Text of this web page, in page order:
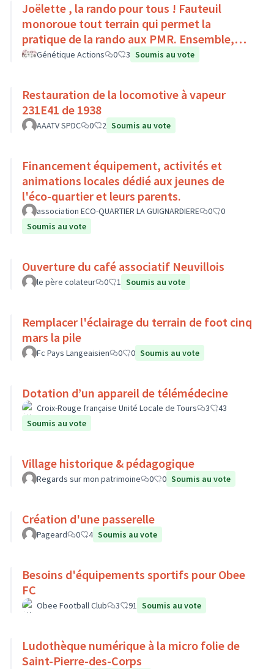
Joëlette , la rando pour tous ! Fauteuil
monoroue tout terrain qui permet la
pratique de la rando aux PMR. Ensemble,
faisons du sport :)
Génétique Actions 0 3 Soumis au vote
Restauration de la locomotive à vapeur
231E41 de 1938
AAATV SPDC 0 2 Soumis au vote
Financement équipement, activités et
animations locales dédié aux jeunes de
l'éco-quartier et leurs parents.
association ECO-QUARTIER LA GUIGNARDIERE 0
0
Soumis au vote
Ouverture du café associatif Neuvillois
le père colateur 0 1 Soumis au vote
Remplacer l'éclairage du terrain de foot cinq
mars la pile
Fc Pays Langeaisien 0 0 Soumis au vote
Dotation d’un appareil de télémédecine
Croix-Rouge française Unité Locale de Tours 3
43
Soumis au vote
Village historique & pédagogique
Regards sur mon patrimoine 0 0 Soumis au vote
Création d'une passerelle
Pageard 0 4 Soumis au vote
Besoins d'équipements sportifs pour Obee
FC
Obee Football Club 3 91 Soumis au vote
Ludothèque numérique à la micro folie de
Saint-Pierre-des-Corps